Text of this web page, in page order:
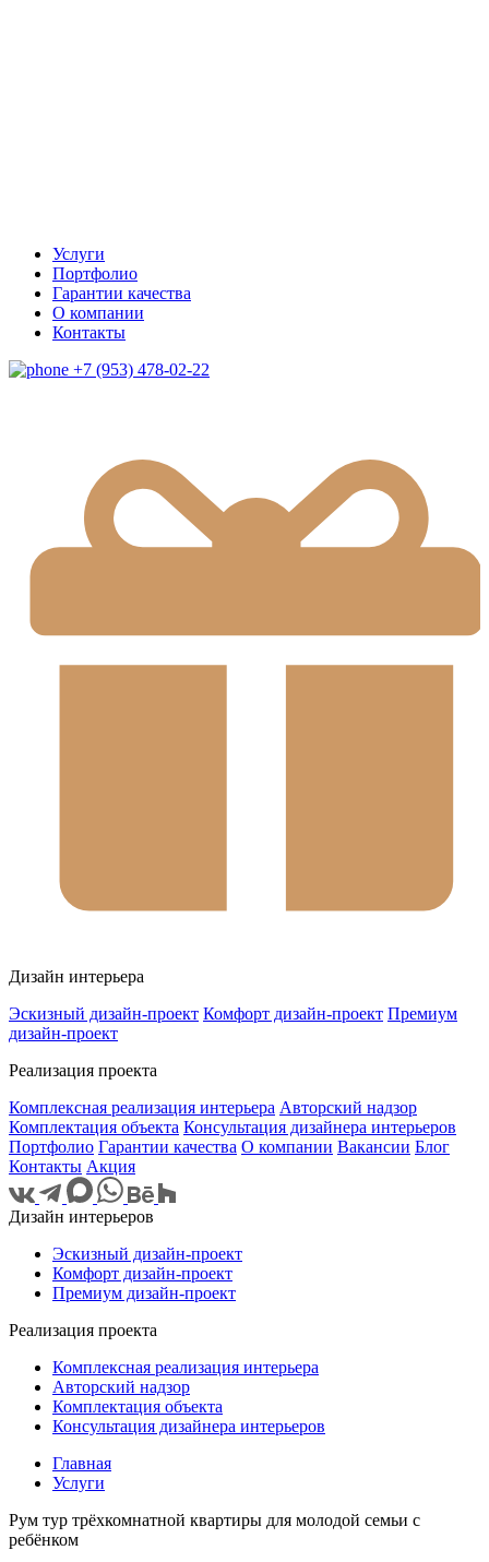
Услуги
Портфолио
Гарантии качества
О компании
Контакты
+7 (953) 478-02-22
Дизайн интерьера
Эскизный дизайн-проект Комфорт дизайн-проект Премиум
дизайн-проект
Реализация проекта
Комплексная реализация интерьера Авторский надзор
Комплектация объекта Консультация дизайнера интерьеров
Портфолио Гарантии качества О компании Вакансии Блог
Контакты Акция
Дизайн интерьеров
Эскизный дизайн-проект
Комфорт дизайн-проект
Премиум дизайн-проект
Реализация проекта
Комплексная реализация интерьера
Авторский надзор
Комплектация объекта
Консультация дизайнера интерьеров
Главная
Услуги
Рум тур трёхкомнатной квартиры для молодой семьи с
ребёнком